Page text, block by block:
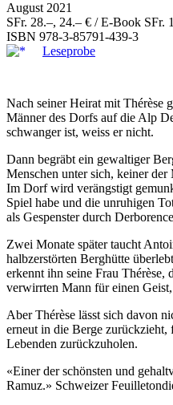
August 2021
SFr. 28.–, 24.– € / E-Book SFr.
ISBN 978-3-85791-439-3
Leseprobe
Nach seiner Heirat mit Thérèse
Männer des Dorfs auf die Alp
schwanger ist, weiss er nicht.
Dann begräbt ein gewaltiger
Menschen unter sich, keiner der
Im Dorf wird verängstigt
Spiel habe und die unruhigen
als Gespenster durch
Zwei Monate später taucht
halbzerstörten Berghütte
erkennt ihn seine Frau Thérèse,
verwirrten Mann für einen
Aber Thérèse lässt sich davon
erneut in die Berge
Lebenden zurückzuholen.
«Einer der schönsten und
Ramuz.» Schweizer